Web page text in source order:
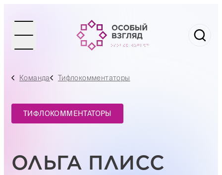
Команда Тифлокомментаторы
ТИФЛОКОММЕНТАТОРЫ
ОЛЬГА ПЛИСС